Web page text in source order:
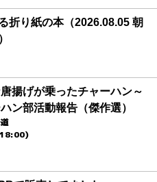
折り紙の本（2026.08.05 朝
揚げが乗ったチャーハン～
ン部活動報告（傑作選）